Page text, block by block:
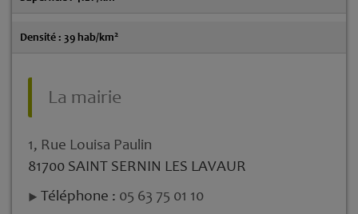
Densité : 39 hab/km2
La mairie
1, Rue Louisa Paulin
81700 SAINT SERNIN LES LAVAUR
Téléphone : 05 63 75 01 10